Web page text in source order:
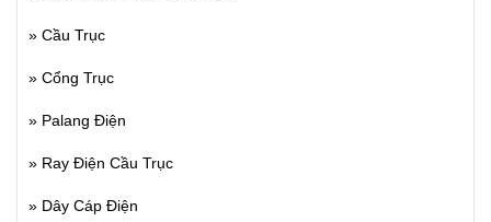
» Cầu Trục
» Cổng Trục
» Palang Điện
» Ray Điện Cầu Trục
» Dây Cáp Điện